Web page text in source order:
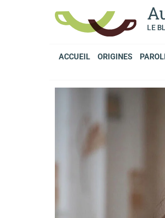
LE
ACCUEIL ORIGINES